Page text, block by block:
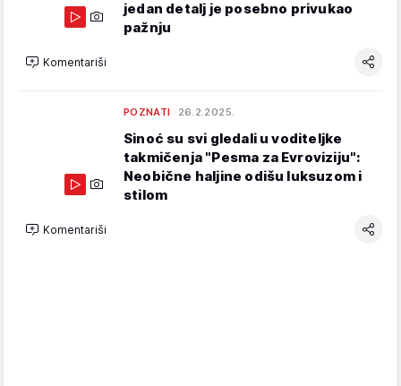
jedan detalj je posebno privukao
pažnju
Komentariši
POZNATI 26.2.2025.
Sinoć su svi gledali u voditeljke
takmičenja "Pesma za Evroviziju":
Neobične haljine odišu luksuzom i
stilom
Komentariši